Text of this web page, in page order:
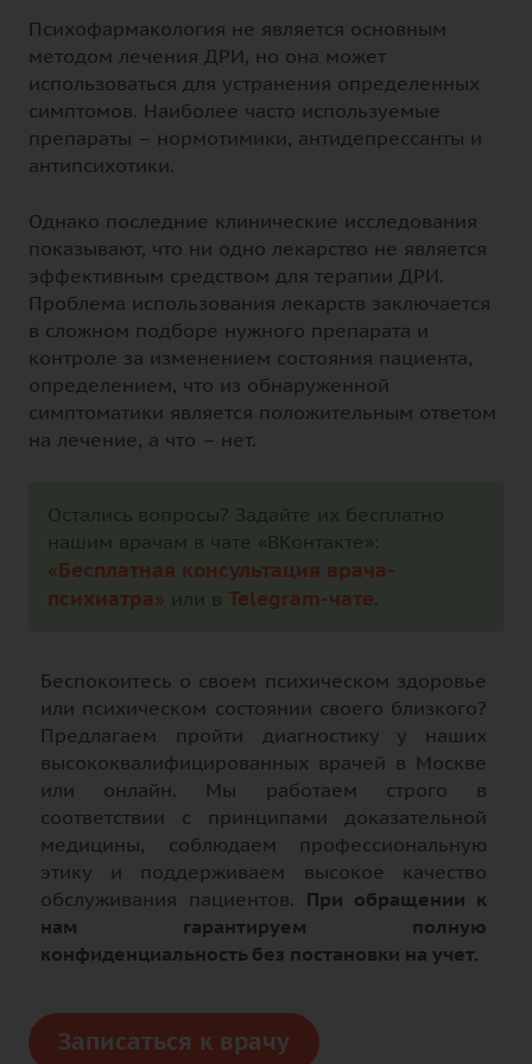
Психофармакология не является основным
методом лечения ДРИ, но она может
использоваться для устранения определенных
симптомов. Наиболее часто используемые
препараты – нормотимики, антидепрессанты и
антипсихотики.
Однако последние клинические исследования
показывают, что ни одно лекарство не является
эффективным средством для терапии ДРИ.
Проблема использования лекарств заключается
в сложном подборе нужного препарата и
контроле за изменением состояния пациента,
определением, что из обнаруженной
симптоматики является положительным ответом
на лечение, а что – нет.
Остались вопросы? Задайте их бесплатно
нашим врачам в чате «ВКонтакте»:
«Бесплатная консультация врача-
психиатра» или в Telegram-чате.
Беспокоитесь о своем психическом здоровье
или психическом состоянии своего близкого?
Предлагаем пройти диагностику у наших
высококвалифицированных врачей в Москве
или онлайн. Мы работаем строго в
соответствии с принципами доказательной
медицины, соблюдаем профессиональную
этику и поддерживаем высокое качество
обслуживания пациентов. При обращении к
нам гарантируем полную
конфиденциальность без постановки на учет.
Записаться к врачу